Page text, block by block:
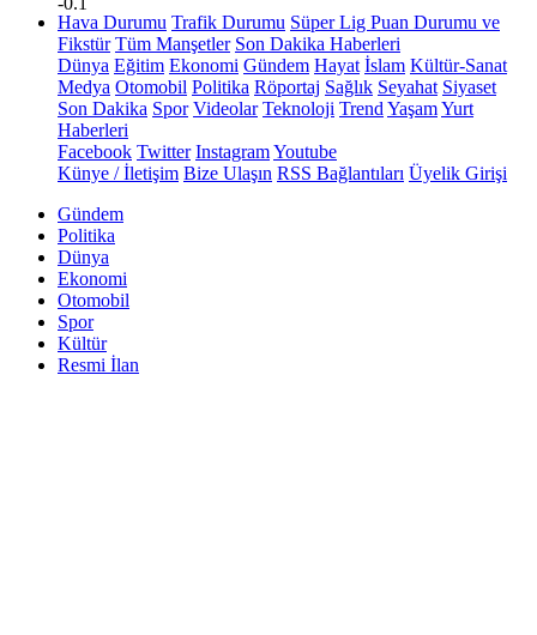
Hava Durumu Trafik Durumu Süper Lig Puan Durumu ve
Fikstür Tüm Manşetler Son Dakika Haberleri
Dünya Eğitim Ekonomi Gündem Hayat İslam Kültür-Sanat
Medya Otomobil Politika Röportaj Sağlık Seyahat Siyaset
Son Dakika Spor Videolar Teknoloji Trend YaşamYurt
Haberleri
Facebook Twitter InstagramYoutube
Künye / İletişim Bize Ulaşın RSS Bağlantıları Üyelik Girişi
Gündem
Politika
Dünya
Ekonomi
Otomobil
Spor
Kültür
Resmi İlan